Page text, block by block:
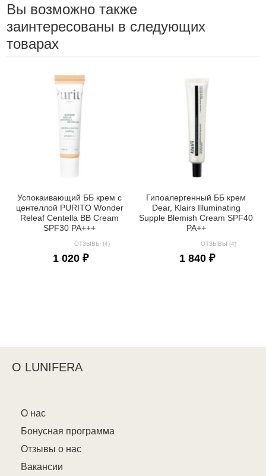
Вы возможно также
заинтересованы в следующих
товарах
Успокаивающий ББ крем с
центеллой PURITO Wonder
Releaf Centella BB Cream
SPF30 PA+++
ОТЗЫВЫ (4)
1 020 ₽
Гипоалергенный ББ крем
Dear, Klairs Illuminating
Supple Blemish Cream SPF40
PA++
ОТЗЫВЫ (4)
1 840 ₽
О LUNIFERA
О нас
Бонусная программа
Отзывы о нас
Вакансии